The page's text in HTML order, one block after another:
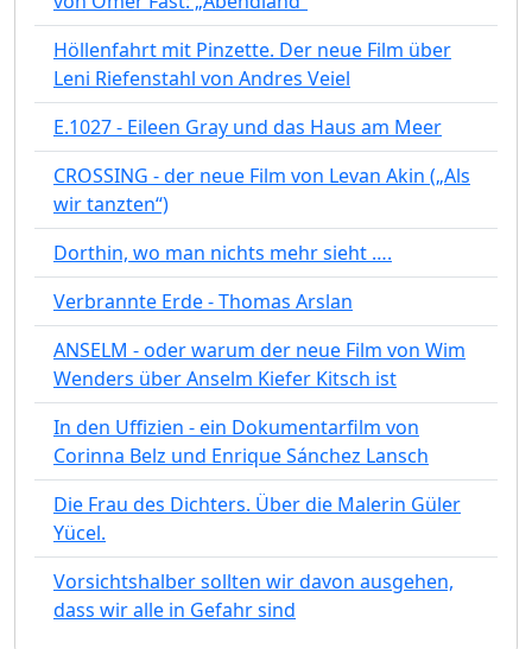
Höllenfahrt mit Pinzette. Der neue Film über
Leni Riefenstahl von Andres Veiel
E.1027 - Eileen Gray und das Haus am Meer
CROSSING - der neue Film von Levan Akin („Als
wir tanzten“)
Dorthin, wo man nichts mehr sieht ….
Verbrannte Erde - Thomas Arslan
ANSELM - oder warum der neue Film von Wim
Wenders über Anselm Kiefer Kitsch ist
In den Uffizien - ein Dokumentarfilm von
Corinna Belz und Enrique Sánchez Lansch
Die Frau des Dichters. Über die Malerin Güler
Yücel.
Vorsichtshalber sollten wir davon ausgehen,
dass wir alle in Gefahr sind